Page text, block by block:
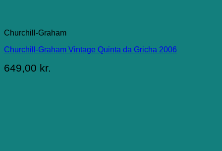
Churchill-Graham
Churchill-Graham Vintage Quinta da Gricha 2006
649,00 kr.